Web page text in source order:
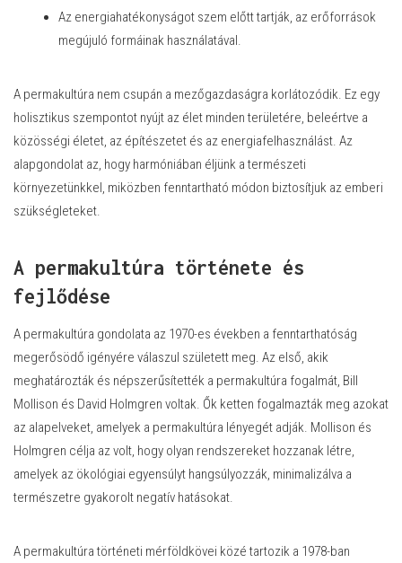
Az energiahatékonyságot szem előtt tartják, az erőforrások
megújuló formáinak használatával.
A permakultúra nem csupán a mezőgazdaságra korlátozódik. Ez egy
holisztikus szempontot nyújt az élet minden területére, beleértve a
közösségi életet, az építészetet és az energiafelhasználást. Az
alapgondolat az, hogy harmóniában éljünk a természeti
környezetünkkel, miközben fenntartható módon biztosítjuk az emberi
szükségleteket.
A permakultúra története és
fejlődése
A permakultúra gondolata az 1970-es években a fenntarthatóság
megerősödő igényére válaszul született meg. Az első, akik
meghatározták és népszerűsítették a permakultúra fogalmát, Bill
Mollison és David Holmgren voltak. Ők ketten fogalmazták meg azokat
az alapelveket, amelyek a permakultúra lényegét adják. Mollison és
Holmgren célja az volt, hogy olyan rendszereket hozzanak létre,
amelyek az ökológiai egyensúlyt hangsúlyozzák, minimalizálva a
természetre gyakorolt negatív hatásokat.
A permakultúra történeti mérföldkövei közé tartozik a 1978-ban